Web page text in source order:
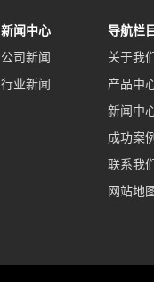
新闻中心
公司新闻
行业新闻
导航栏目
关于我
产品中
新闻中
成功案例
联系我
网站地